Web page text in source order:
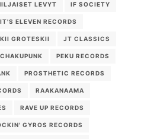
LEVYT IF SOCIETY
IT'S ELEVEN RECORDS
GROTESKII JT CLASSICS
PEKU RECORDS
PROSTHETIC RECORDS
RAAKANAAMA
RAVE UP RECORDS
GYROS RECORDS